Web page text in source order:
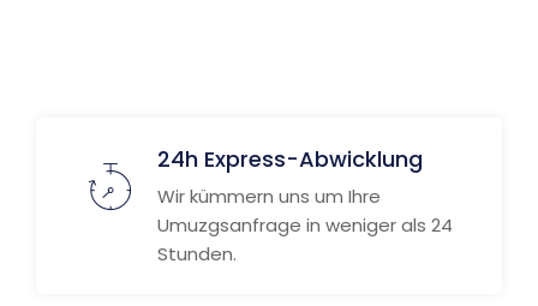
24h Express-Abwicklung
Wir kümmern uns um Ihre
Umuzgsanfrage in weniger als 24
Stunden.